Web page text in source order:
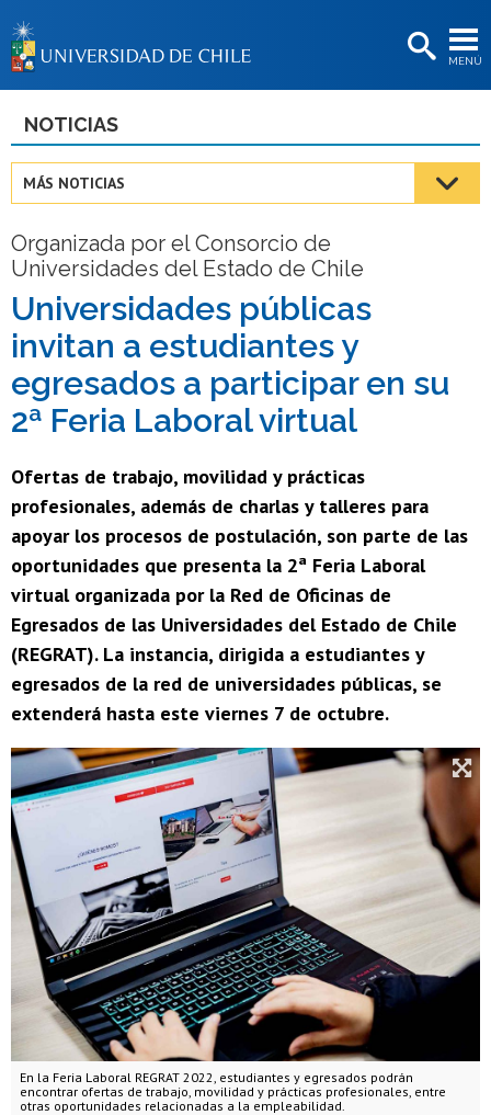
MENÚ
BIBLIOTECAS
Estudiantes
Académicas/os
Funcionarias/os
Egresadas/os
NOTICIAS
MÁS NOTICIAS
Organizada por el Consorcio de
Universidades del Estado de Chile
Universidades públicas
invitan a estudiantes y
egresados a participar en su
2ª Feria Laboral virtual
Ofertas de trabajo, movilidad y prácticas
profesionales, además de charlas y talleres para
apoyar los procesos de postulación, son parte de las
oportunidades que presenta la 2ª Feria Laboral
virtual organizada por la Red de Oficinas de
Egresados de las Universidades del Estado de Chile
(REGRAT). La instancia, dirigida a estudiantes y
egresados de la red de universidades públicas, se
extenderá hasta este viernes 7 de octubre.
En la Feria Laboral REGRAT 2022, estudiantes y egresados podrán
encontrar ofertas de trabajo, movilidad y prácticas profesionales, entre
otras oportunidades relacionadas a la empleabilidad.